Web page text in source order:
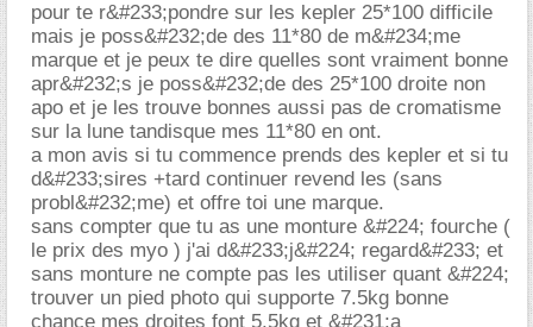
pour te r&#233;pondre sur les kepler 25*100 difficile
mais je poss&#232;de des 11*80 de m&#234;me
marque et je peux te dire quelles sont vraiment bonne
apr&#232;s je poss&#232;de des 25*100 droite non
apo et je les trouve bonnes aussi pas de cromatisme
sur la lune tandisque mes 11*80 en ont.
a mon avis si tu commence prends des kepler et si tu
d&#233;sires +tard continuer revend les (sans
probl&#232;me) et offre toi une marque.
sans compter que tu as une monture &#224; fourche (
le prix des myo ) j'ai d&#233;j&#224; regard&#233; et
sans monture ne compte pas les utiliser quant &#224;
trouver un pied photo qui supporte 7.5kg bonne
chance mes droites font 5.5kg et &#231;a